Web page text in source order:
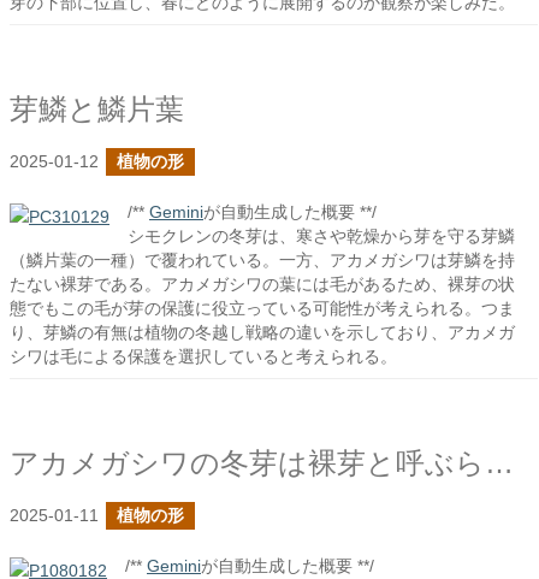
芽鱗と鱗片葉
2025-01-12 植物の形
/** Geminiが自動生成した概要 **/
シモクレンの冬芽は、寒さや乾燥から芽を守る芽鱗
（鱗片葉の一種）で覆われている。一方、アカメガシワは芽鱗を持
たない裸芽である。アカメガシワの葉には毛があるため、裸芽の状
態でもこの毛が芽の保護に役立っている可能性が考えられる。つま
り、芽鱗の有無は植物の冬越し戦略の違いを示しており、アカメガ
シワは毛による保護を選択していると考えられる。
アカメガシワの冬芽は裸芽と呼ぶらしい
2025-01-11 植物の形
/** Geminiが自動生成した概要 **/